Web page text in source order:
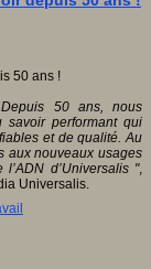
Depuis 50 ans, nous
performant qui
et de qualité. Au
aux nouveaux usages
d’Universalis ",
Universalis.